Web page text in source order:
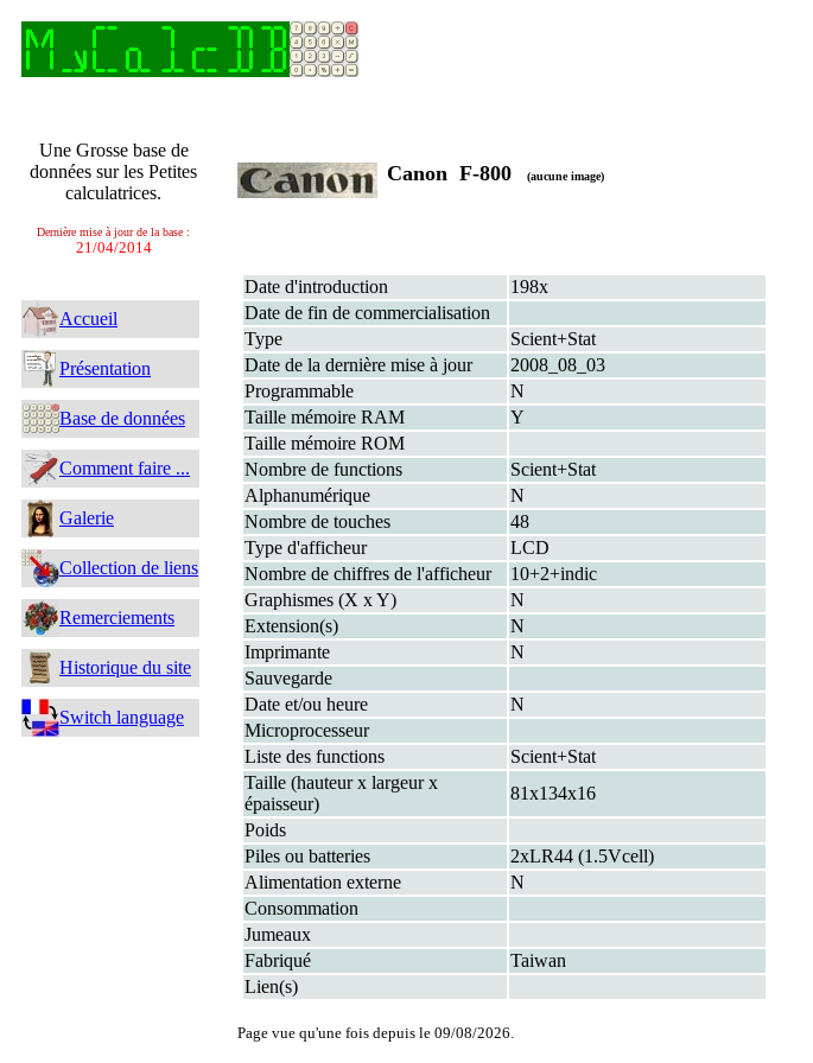
Une Grosse base de
données sur les Petites
calculatrices.
Dernière mise à jour de la base :
21/04/2014
Accueil
Présentation
Base de données
Comment faire ...
Galerie
Collection de liens
Remerciements
Historique du site
Switch language
Canon F-800 (aucune image)
Date d'introduction
198x
Date de fin de commercialisation
Type
Scient+Stat
Date de la dernière mise à jour
2008_08_03
Programmable
N
Taille mémoire RAM
Y
Taille mémoire ROM
Nombre de functions
Scient+Stat
Alphanumérique
N
Nombre de touches
48
Type d'afficheur
LCD
Nombre de chiffres de l'afficheur
10+2+indic
Graphismes (X x Y)
N
Extension(s)
N
Imprimante
N
Sauvegarde
Date et/ou heure
N
Microprocesseur
Liste des functions
Scient+Stat
Taille (hauteur x largeur x
épaisseur)
81x134x16
Poids
Piles ou batteries
2xLR44 (1.5Vcell)
Alimentation externe
N
Consommation
Jumeaux
Fabriqué
Taiwan
Lien(s)
Page vue qu'une fois depuis le 09/08/2026.